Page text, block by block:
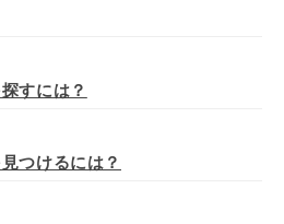
すには？
つけるには？